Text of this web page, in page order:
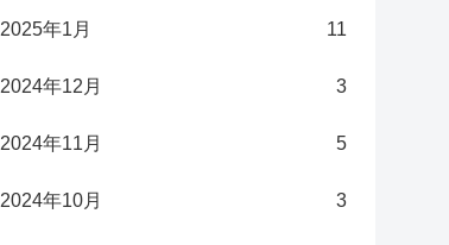
2025年1月 11
2024年12月 3
2024年11月 5
2024年10月 3